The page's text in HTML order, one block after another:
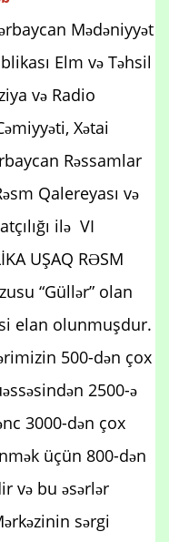
Mədəniyyət
Elm və Təhsil
və Radio
Xətai
Rəssamlar
Qalereyası və
ilə VI
UŞAQ RƏSM
“Güllər” olan
elan olunmuşdur.
500-dən çox
2500-ə
3000-dən çox
üçün 800-dən
və bu əsərlər
sərgi